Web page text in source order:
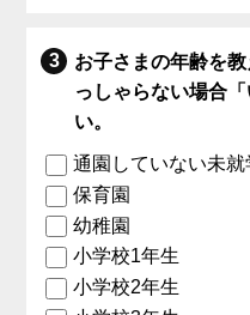
お子さまの年齢を
っしゃらない場合
い。
通園していない未就
保育園
幼稚園
小学校1年生
小学校2年生